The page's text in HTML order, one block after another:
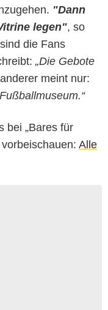
"Dann
legen", so
die Fans
„Die Gebote
meint nur:
bei „Bares für
Alle